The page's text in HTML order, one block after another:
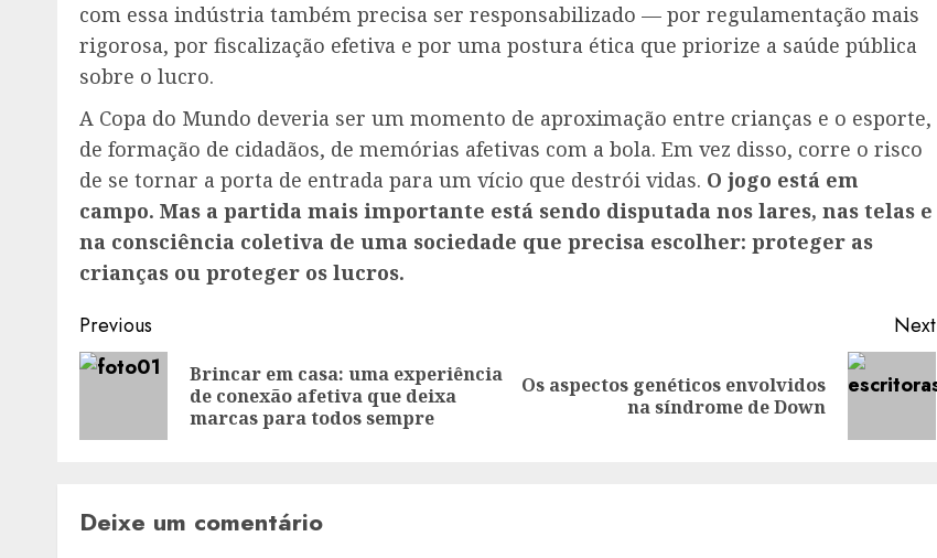
com essa indústria também precisa ser responsabilizado — por regulamentação mais
rigorosa, por fiscalização efetiva e por uma postura ética que priorize a saúde pública
sobre o lucro.
A Copa do Mundo deveria ser um momento de aproximação entre crianças e o esporte,
de formação de cidadãos, de memórias afetivas com a bola. Em vez disso, corre o risco
de se tornar a porta de entrada para um vício que destrói vidas. O jogo está em
campo. Mas a partida mais importante está sendo disputada nos lares, nas telas e
na consciência coletiva de uma sociedade que precisa escolher: proteger as
crianças ou proteger os lucros.
Post
navigation
Previous
Previous
Brincar em casa: uma experiência
de conexão afetiva que deixa
marcas para todos sempre
Next
Next
Os aspectos genéticos envolvidos
na síndrome de Down
Deixe um comentário